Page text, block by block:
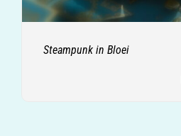
Steampunk in Bloei